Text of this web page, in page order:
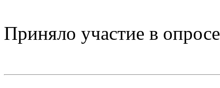
Приняло участие в